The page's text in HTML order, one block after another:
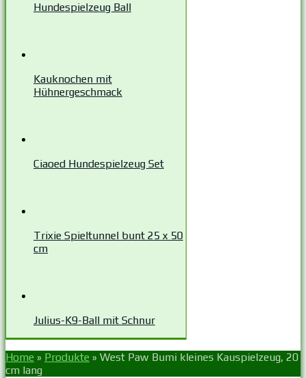
Hundespielzeug Ball
Kauknochen mit
Hühnergeschmack
Ciaoed Hundespielzeug Set
Trixie Spieltunnel bunt 25 x 50
cm
Julius-K9-Ball mit Schnur
Home » Produkte » West Paw Bumi kleines Kauspielzeug, 20
cm lang